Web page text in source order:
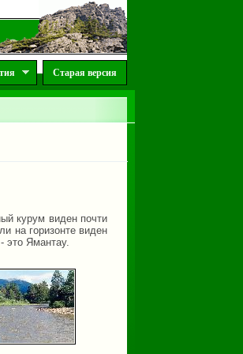
Старая версия
курум виден почти
на горизонте виден
это Ямантау.